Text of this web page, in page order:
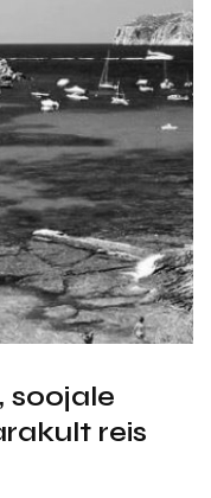
soojale
reis